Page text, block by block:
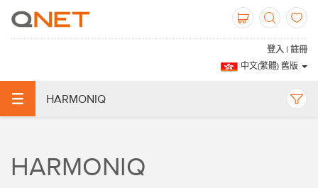
登入 | 註冊
中文(繁體) 舊版
HARMONIQ
HARMONIQ